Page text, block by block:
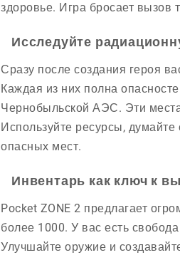
здоровье. Игра бросает
Исследуйте
Сразу после создания героя
Каждая из них полна
Чернобыльской АЭС. Эти
Используйте ресурсы,
опасных мест.
Инвентарь как ключ к
Pocket ZONE 2 предлагает
более 1000. У вас есть
Улучшайте оружие и